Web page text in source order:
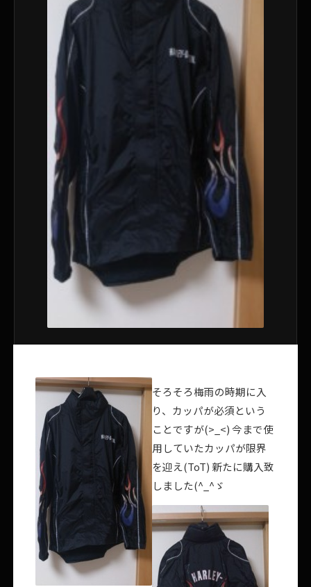
そろそろ梅雨の時期に入
り、カッパが必須という
ことですが(>_<) 今まで使
用していたカッパが限界
を迎え(ToT) 新たに購入致
しました(^_^ゞ